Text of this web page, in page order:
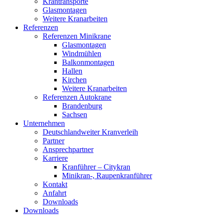
Glasmontagen
Weitere Kranarbeiten
Referenzen
Referenzen Minikrane
Glasmontagen
Windmühlen
Balkonmontagen
Hallen
Kirchen
Weitere Kranarbeiten
Referenzen Autokrane
Brandenburg
Sachsen
Unternehmen
Deutschlandweiter Kranverleih
Partner
Ansprechpartner
Karriere
Kranführer – Citykran
Minikran-, Raupenkranführer
Kontakt
Anfahrt
Downloads
Downloads